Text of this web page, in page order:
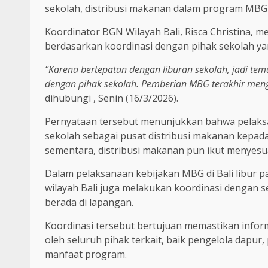
sekolah, distribusi makanan dalam program
Koordinator BGN Wilayah Bali, Risca Christina,
berdasarkan koordinasi dengan pihak sekolah
“Karena bertepatan dengan liburan sekolah, jadi
dengan pihak sekolah. Pemberian MBG terakhir
dihubungi , Senin (16/3/2026).
Pernyataan tersebut menunjukkan bahwa
sekolah sebagai pusat distribusi makanan
sementara, distribusi makanan pun ikut
Dalam pelaksanaan kebijakan MBG di Bali libur
wilayah Bali juga melakukan koordinasi dengan
berada di lapangan.
Koordinasi tersebut bertujuan memastikan
oleh seluruh pihak terkait, baik pengelola
manfaat program.